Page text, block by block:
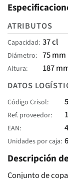
ATRIBUTOS
Capacidad 37 cl
Diámetro 75 mm
Altura
187
DATOS
Código Crisol
Ref. proveedor
EAN
Unidades por caja 6
Descripción
Conjunto de